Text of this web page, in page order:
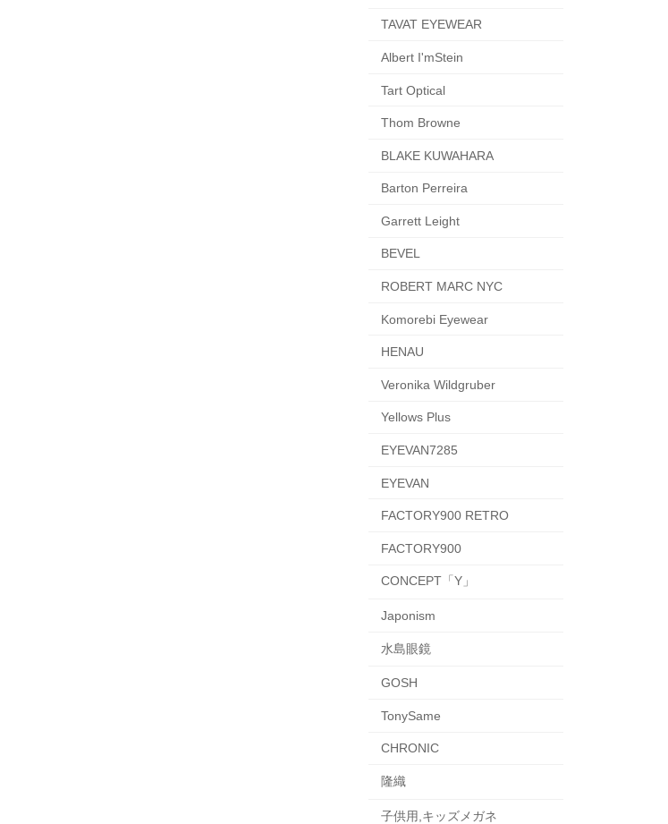
TAVAT EYEWEAR
Albert I'mStein
Tart Optical
Thom Browne
BLAKE KUWAHARA
Barton Perreira
Garrett Leight
BEVEL
ROBERT MARC NYC
Komorebi Eyewear
HENAU
Veronika Wildgruber
Yellows Plus
EYEVAN7285
EYEVAN
FACTORY900 RETRO
FACTORY900
CONCEPT「Y」
Japonism
水島眼鏡
GOSH
TonySame
CHRONIC
隆織
子供用,キッズメガネ